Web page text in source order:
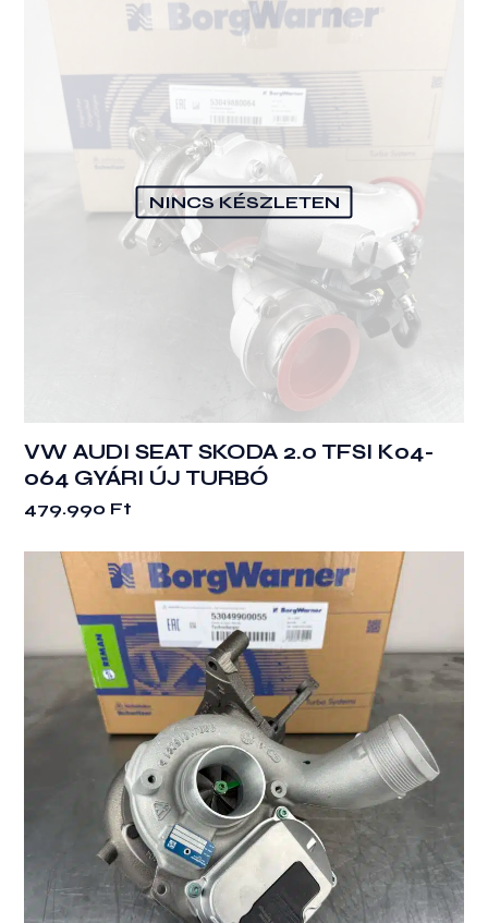
NINCS KÉSZLETEN
VW AUDI SEAT SKODA 2.0 TFSI K04-
064 GYÁRI ÚJ TURBÓ
479.990 Ft